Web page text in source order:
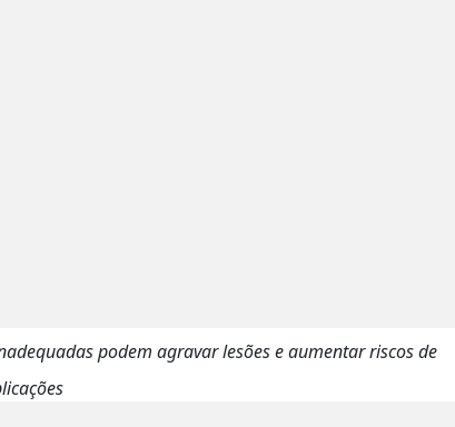
podem agravar lesões e aumentar riscos de